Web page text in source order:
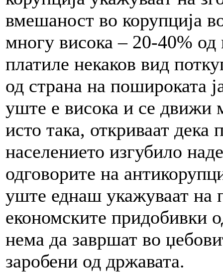
вмешаност во корупција
многу висока – 20-40% од
платиле некаков вид
од страна на пошироката
уште е висока и се движи
исто така, откриваат дека
населението изгубило
одговорите на
уште еднаш укажуваат на
економските придобивки
нема да завршат во
заробени од државата.